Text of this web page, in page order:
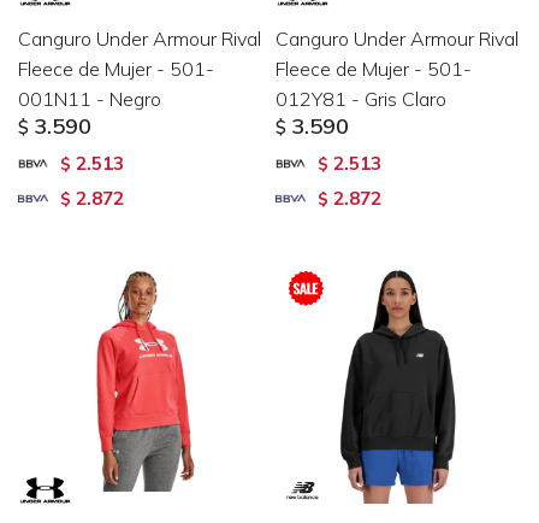
Canguro Under Armour Rival
Fleece de Mujer - 501-
001N11 - Negro
$ 3.590
$ 2.513
$ 2.872
Canguro Under Armour Rival
Fleece de Mujer - 501-
012Y81 - Gris Claro
$ 3.590
$ 2.513
$ 2.872